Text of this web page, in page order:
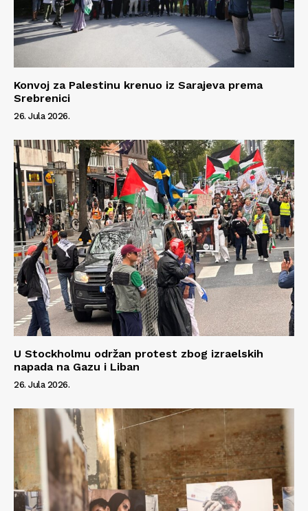
Konvoj za Palestinu krenuo iz Sarajeva prema
Srebrenici
26. Jula 2026.
U Stockholmu održan protest zbog izraelskih
napada na Gazu i Liban
26. Jula 2026.